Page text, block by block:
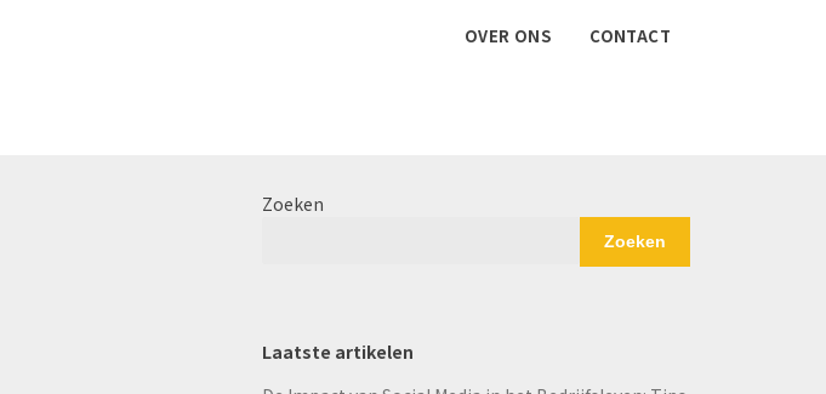
OVER ONS CONTACT
Zoeken
Zoeken
Laatste artikelen